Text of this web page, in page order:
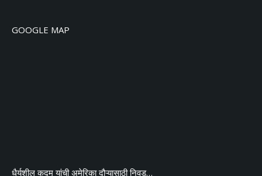
GOOGLE MAP
धैर्यशील कदम यांची अमेरिका दौऱ्यासाठी निवड…